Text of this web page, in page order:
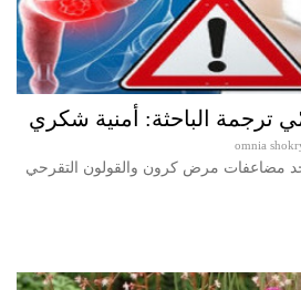
ترجمة الباحثة: أمنية شكري
مضاعفات مرض كرون والقولون التقرحي